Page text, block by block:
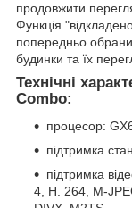
продовжити
Функція
попередньо
будинки та їх
Технічні
Combo:
процесор:
підтримка
підтримка
4, H. 264, M-